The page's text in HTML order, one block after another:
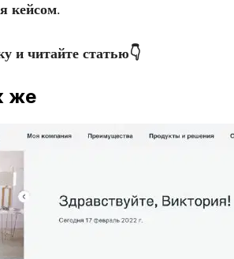
кейсом.
и читайте статью👇
же